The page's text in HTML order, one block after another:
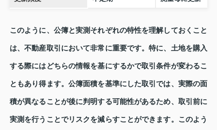
このように、公簿と実測それぞれの特性を理解しておくこと
は、不動産取引において非常に重要です。特に、土地を購入
する際にはどちらの情報を基にするかで取引条件が変わるこ
ともあり得ます。公簿面積を基準にした取引では、実際の面
積が異なることが後に判明する可能性があるため、取引前に
実測を行うことでリスクを減らすことができます。このよう